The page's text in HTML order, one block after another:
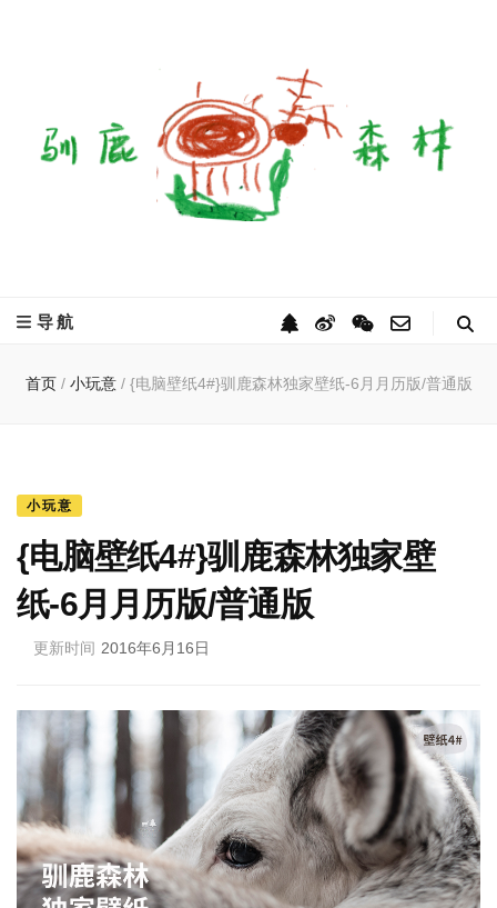
导航
首页 / 小玩意 / {电脑壁纸4#}驯鹿森林独家壁纸-6月月历版/普通版
小玩意
{电脑壁纸4#}驯鹿森林独家壁
纸-6月月历版/普通版
更新时间 2016年6月16日